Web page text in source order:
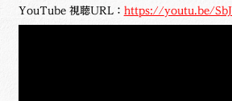
YouTube 視聴URL： https://youtu.be/